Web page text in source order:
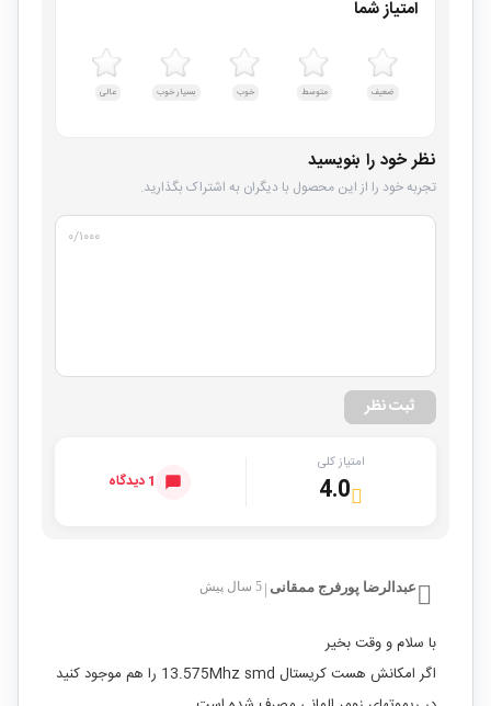
امتیاز شما
ضعیف متوسط خوب بسیار خوب عالی
نظر خود را بنویسید
تجربه خود را از این محصول با دیگران به اشتراک بگذارید.
۰/۱۰۰۰
ثبت نظر
امتیاز کلی
4.0 1 دیدگاه
عبدالرضا پورفرج ممقانی 5 سال پیش
با سلام و وقت بخیر
اگر امکانش هست کریستال 13.575Mhz smd را هم موجود کنید